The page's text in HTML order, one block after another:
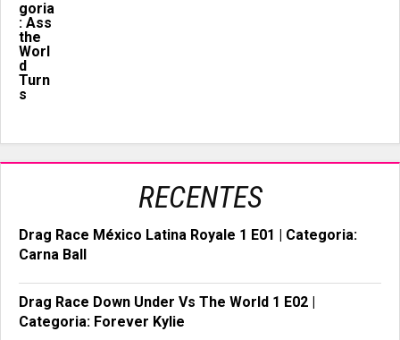
RECENTES
Drag Race México Latina Royale 1 E01 | Categoria:
Carna Ball
Drag Race Down Under Vs The World 1 E02 |
Categoria: Forever Kylie